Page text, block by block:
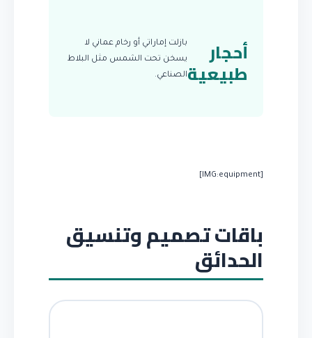
أحجار
طبيعية
بازلت إماراتي أو رخام عماني لا
يسخن تحت الشمس مثل البلاط
الصناعي.
باقات تصميم وتنسيق
الحدائق